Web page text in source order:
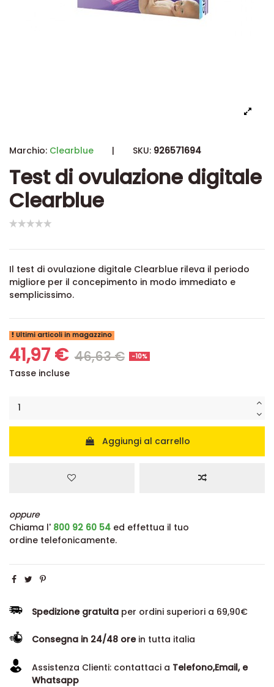
Marchio: Clearblue | SKU: 926571694
Test di ovulazione digitale
Clearblue
Il test di ovulazione digitale Clearblue rileva il periodo
migliore per il concepimento in modo immediato e
semplicissimo.
Ultimi articoli in magazzino
41,97 € 46,63 € -10%
Tasse incluse
Aggiungi al carrello
oppure
Chiama l' 800 92 60 54 ed effettua il tuo
ordine telefonicamente.
Spedizione gratuita per ordini superiori a 69,90€
Consegna in 24/48 orein tutta italia
Assistenza Clienti: contattaci a Telefono,Email, e
Whatsapp